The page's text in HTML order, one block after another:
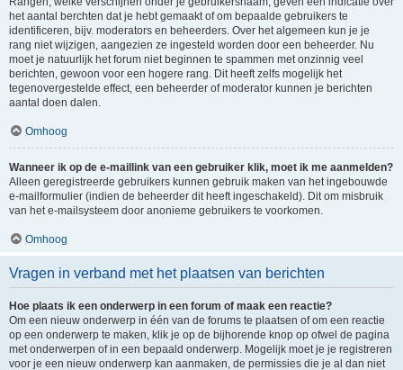
het aantal berchten dat je hebt gemaakt of om bepaalde gebruikers te
identificeren, bijv. moderators en beheerders. Over het algemeen kun je je
rang niet wijzigen, aangezien ze ingesteld worden door een beheerder. Nu
moet je natuurlijk het forum niet beginnen te spammen met onzinnig veel
berichten, gewoon voor een hogere rang. Dit heeft zelfs mogelijk het
tegenovergestelde effect, een beheerder of moderator kunnen je berichten
aantal doen dalen.
Omhoog
Wanneer ik op de e-maillink van een gebruiker klik, moet ik me aanmelden?
Alleen geregistreerde gebruikers kunnen gebruik maken van het ingebouwde
e-mailformulier (indien de beheerder dit heeft ingeschakeld). Dit om misbruik
van het e-mailsysteem door anonieme gebruikers te voorkomen.
Omhoog
Vragen in verband met het plaatsen van berichten
Hoe plaats ik een onderwerp in een forum of maak een reactie?
Om een nieuw onderwerp in één van de forums te plaatsen of om een reactie
op een onderwerp te maken, klik je op de bijhorende knop op ofwel de pagina
met onderwerpen of in een bepaald onderwerp. Mogelijk moet je je registreren
voor je een nieuw onderwerp kan aanmaken, de permissies die je al dan niet